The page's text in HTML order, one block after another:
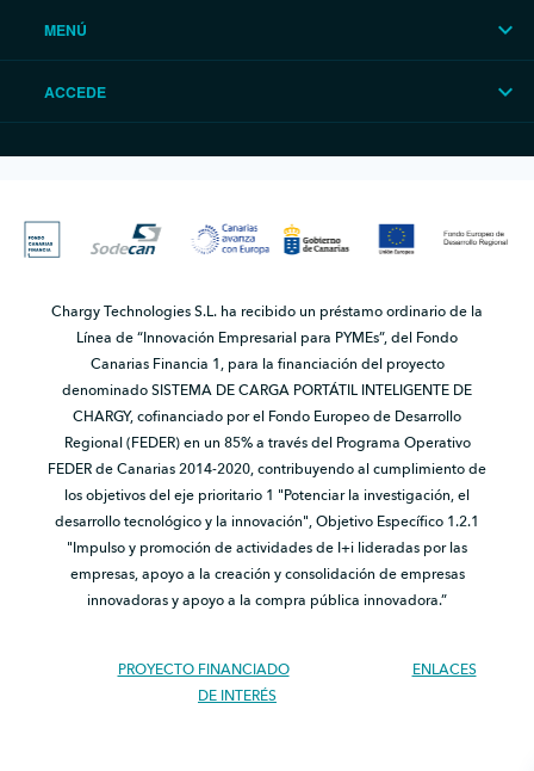
MENÚ
ACCEDE
Chargy Technologies S.L. ha recibido un préstamo ordinario de la
Línea de “Innovación Empresarial para PYMEs”, del Fondo
Canarias Financia 1, para la financiación del proyecto
denominado SISTEMA DE CARGA PORTÁTIL INTELIGENTE DE
CHARGY, cofinanciado por el Fondo Europeo de Desarrollo
Regional (FEDER) en un 85% a través del Programa Operativo
FEDER de Canarias 2014-2020, contribuyendo al cumplimiento de
los objetivos del eje prioritario 1 "Potenciar la investigación, el
desarrollo tecnológico y la innovación", Objetivo Específico 1.2.1
"Impulso y promoción de actividades de I+i lideradas por las
empresas, apoyo a la creación y consolidación de empresas
innovadoras y apoyo a la compra pública innovadora.”
PROYECTO FINANCIADO
ENLACES
DE INTERÉS